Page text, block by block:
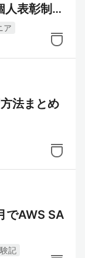
表彰制度
ア
法まとめ
でAWS SA
記